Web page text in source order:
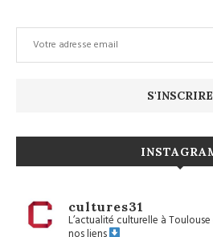
cultures31
L’actualité culturelle à